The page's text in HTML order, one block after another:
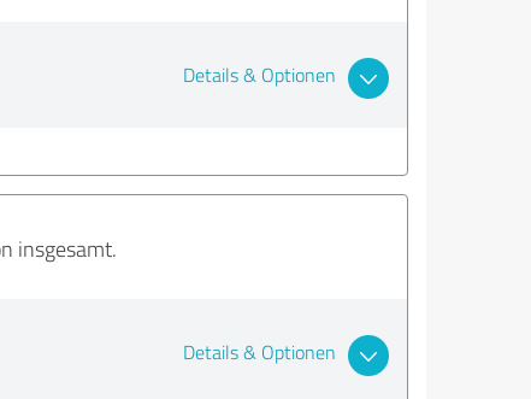
Details & Optionen
insgesamt.
Details & Optionen